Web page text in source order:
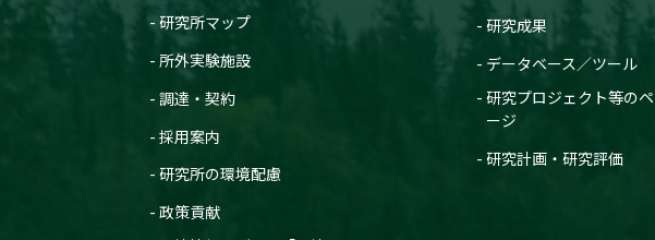
研究所マップ
所外実験施設
調達・契約
採用案内
研究所の環境配慮
政策貢献
研究成果
データベース／ツール
研究プロジェクト等のペ
ージ
研究計画・研究評価